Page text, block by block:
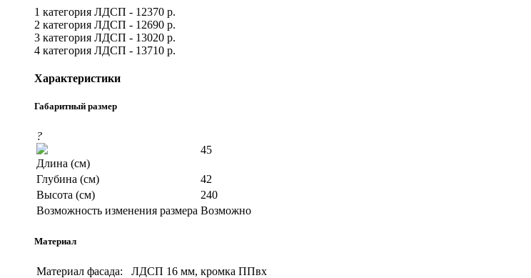
1 категория ЛДСП - 12370 р.
2 категория ЛДСП - 12690 р.
3 категория ЛДСП - 13020 р.
4 категория ЛДСП - 13710 р.
Характеристики
Габаритный размер
?
Длина (см)
45
Глубина (см)
42
Высота (см)
240
Возможность изменения размера Возможно
Материал
Материал фасада:
ЛДСП 16 мм, кромка ППвх